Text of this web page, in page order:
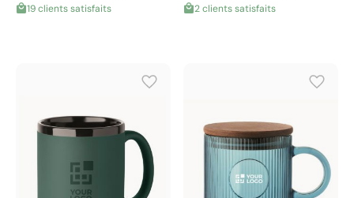
19 clients satisfaits
2 clients satisfaits